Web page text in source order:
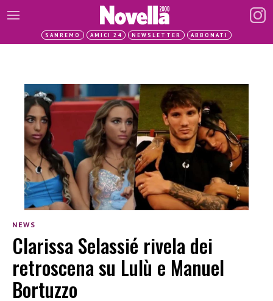
SANREMO AMICI 24 NEWSLETTER ABBONATI
NEWS
Clarissa Selassié rivela dei
retroscena su Lulù e Manuel
Bortuzzo